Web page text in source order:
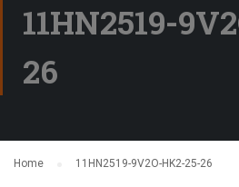
11HN2519-
26
Home 11HN2519-9V2O-HK2-25-26